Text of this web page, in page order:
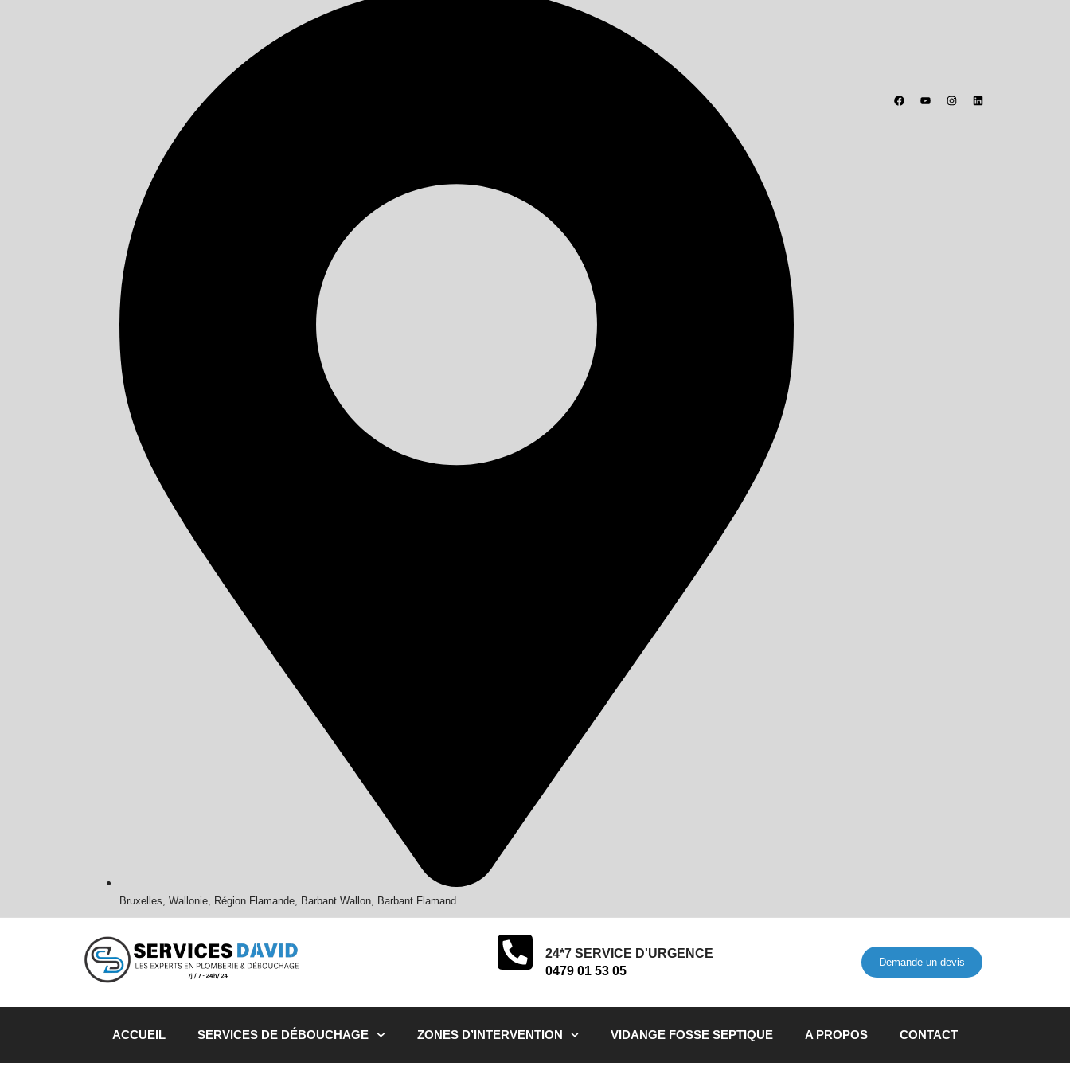
Bruxelles, Wallonie, Région Flamande, Barbant Wallon, Barbant Flamand
24*7 SERVICE D'URGENCE
0479 01 53 05
Demande un devis
ACCUEIL SERVICES DE DÉBOUCHAGE ZONES D’INTERVENTION VIDANGE FOSSE SEPTIQUE A PROPOS CONTACT